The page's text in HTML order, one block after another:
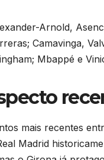
Arnold,
Camavinga,
Mbappé e
mais recentes
Madrid